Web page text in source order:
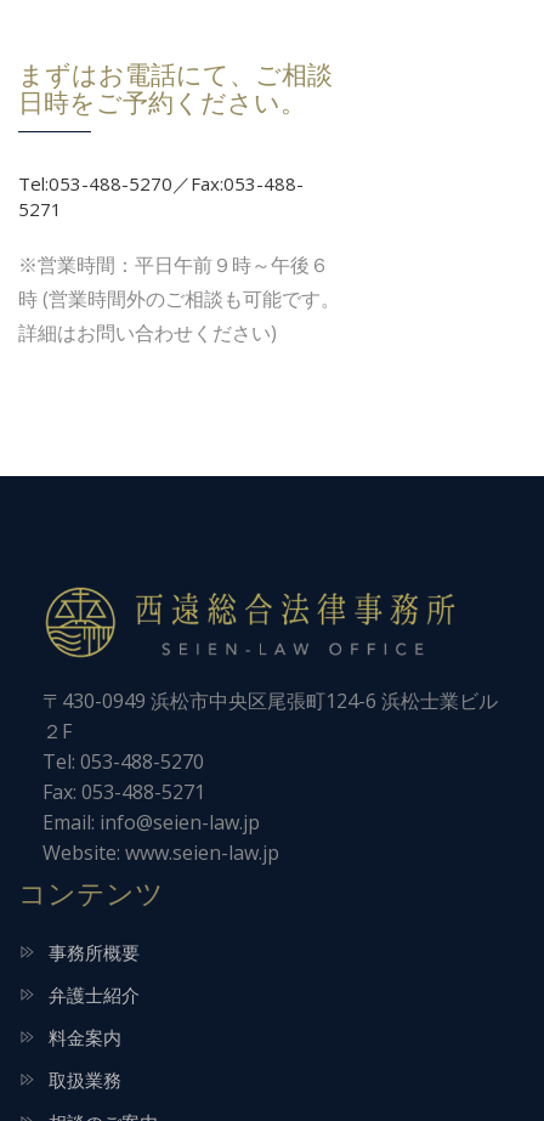
まずはお電話にて、ご相談
日時をご予約ください。
Tel:053-488-5270／Fax:053-488-
5271
※営業時間：平日午前９時～午後６
時 (営業時間外のご相談も可能です。
詳細はお問い合わせください)
〒430-0949 浜松市中央区尾張町124-6 浜松士業ビル
２F
Tel: 053-488-5270
Fax: 053-488-5271
Email: info@seien-law.jp
Website: www.seien-law.jp
コンテンツ
事務所概要
弁護士紹介
料金案内
取扱業務